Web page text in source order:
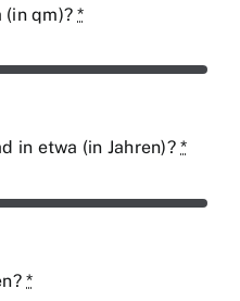
(in qm)?*
in etwa (in Jahren)? *
*